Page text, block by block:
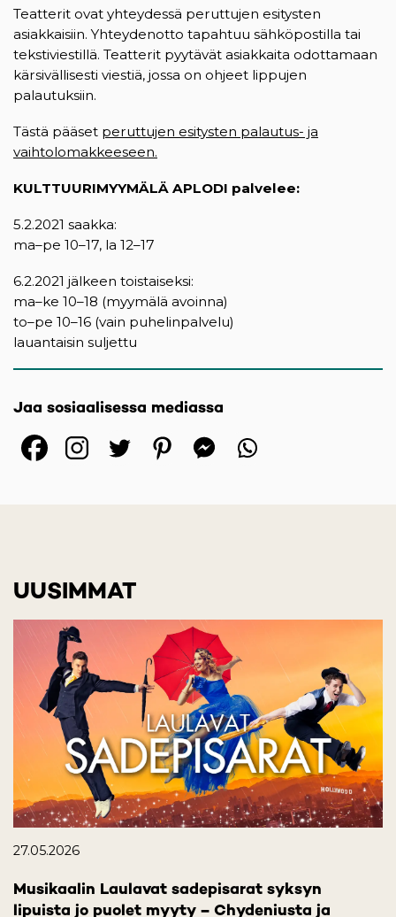
Teatterit ovat yhteydessä peruttujen esitysten
asiakkaisiin. Yhteydenotto tapahtuu sähköpostilla tai
tekstiviestillä. Teatterit pyytävät asiakkaita odottamaan
kärsivällisesti viestiä, jossa on ohjeet lippujen
palautuksiin.
Tästä pääset peruttujen esitysten palautus- ja
vaihtolomakkeeseen.
KULTTUURIMYYMÄLÄ APLODI palvelee:
5.2.2021 saakka:
ma–pe 10–17, la 12–17
6.2.2021 jälkeen toistaiseksi:
ma–ke 10–18 (myymälä avoinna)
to–pe 10–16 (vain puhelinpalvelu)
lauantaisin suljettu
Jaa sosiaalisessa mediassa
(opens in a new tab)
(opens in a new tab)
(opens in a new
(opens in a
UUSIMMAT
27.05.2026
Musikaalin Laulavat sadepisarat syksyn
lipuista jo puolet myyty – Chydeniusta ja